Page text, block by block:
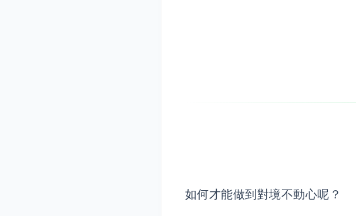
如何才能做到對境不動心呢？